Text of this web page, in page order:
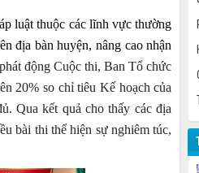
luật thuộc các lĩnh vực thường
địa bàn huyện, nâng cao nhận
động Cuộc thi, Ban Tổ chức
20% so chỉ tiêu Kế hoạch của
Qua kết quả cho thấy các địa
bài thi thể hiện sự nghiêm túc,